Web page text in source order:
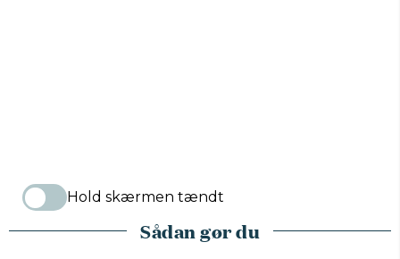
Hold skærmen tændt
Sådan gør du